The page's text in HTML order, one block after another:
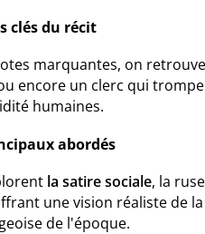
clés du récit
marquantes, on
encore un clerc qui
humaines.
abordés
la satire sociale, la
une vision réaliste de
de l'époque.